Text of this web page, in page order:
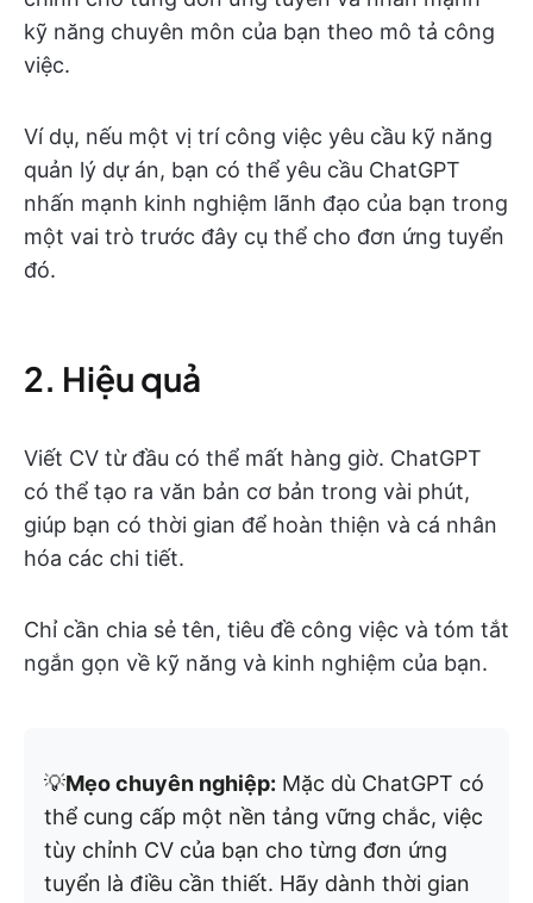
kỹ năng chuyên môn của bạn theo mô tả công
việc.
Ví dụ, nếu một vị trí công việc yêu cầu kỹ năng
quản lý dự án, bạn có thể yêu cầu ChatGPT
nhấn mạnh kinh nghiệm lãnh đạo của bạn trong
một vai trò trước đây cụ thể cho đơn ứng tuyển
đó.
2. Hiệu quả
Viết CV từ đầu có thể mất hàng giờ. ChatGPT
có thể tạo ra văn bản cơ bản trong vài phút,
giúp bạn có thời gian để hoàn thiện và cá nhân
hóa các chi tiết.
Chỉ cần chia sẻ tên, tiêu đề công việc và tóm tắt
ngắn gọn về kỹ năng và kinh nghiệm của bạn.
💡Mẹo chuyên nghiệp: Mặc dù ChatGPT có
thể cung cấp một nền tảng vững chắc, việc
tùy chỉnh CV của bạn cho từng đơn ứng
tuyển là điều cần thiết. Hãy dành thời gian